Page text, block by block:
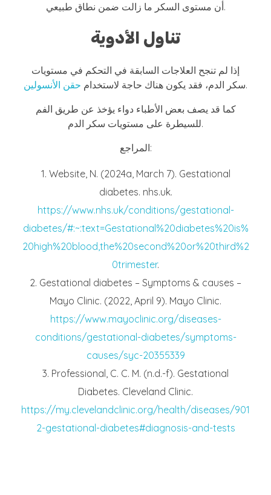
أن مستوى السكر ما زالت ضمن نطاق طبيعي.
تناول الأدوية
إذا لم تنجح العلاجات السابقة في التحكم في مستويات
سكر الدم، فقد يكون هناك حاجة لاستخدام حقن الأنسولين
.
كما قد يصف بعض الأطباء دواء يؤخذ عن طريق الفم
للسيطرة على مستويات سكر الدم.
المراجع:
Website, N. (2024a, March 7). Gestational
diabetes. nhs.uk.
https://www.nhs.uk/conditions/gestational-
diabetes/#:~:text=Gestational%20diabetes%20is%
20high%20blood,the%20second%20or%20third%2
0trimester.
Gestational diabetes – Symptoms & causes –
Mayo Clinic. (2022, April 9). Mayo Clinic.
https://www.mayoclinic.org/diseases-
conditions/gestational-diabetes/symptoms-
causes/syc-20355339
Professional, C. C. M. (n.d.-f). Gestational
Diabetes. Cleveland Clinic.
https://my.clevelandclinic.org/health/diseases/901
2-gestational-diabetes#diagnosis-and-tests